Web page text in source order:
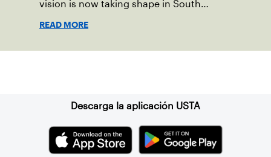
vision is now taking shape in South
READ MORE
Descarga la aplicación USTA